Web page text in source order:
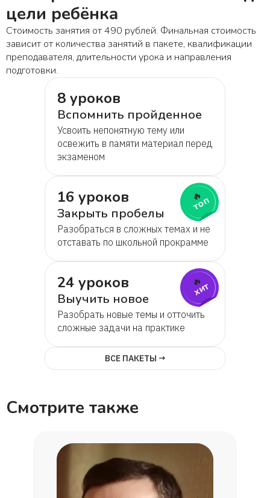
цели ребёнка
Стоимость занятия от 490 рублей. Финальная стоимость
зависит от количества занятий в пакете, квалификации
преподавателя, длительности урока и направления
подготовки.
8 уроков
Вспомнить пройденное
Усвоить непонятную тему или
освежить в памяти материал перед
экзаменом
16 уроков
Закрыть пробелы
Разобраться в сложных темах и не
отставать по школьной прокрамме
🔥
топ
24 уроков
Выучить новое
Разобрать новые темы и отточить
сложные задачи на практике
🔥
хит
ВСЕ ПАКЕТЫ →
Смотрите также